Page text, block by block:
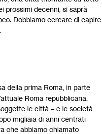
prossimi decenni, si saprà
Dobbiamo cercare di capire
della prima Roma, in parte
Roma repubblicana.
le città – e le società
migliaia di anni centrati
che abbiamo chiamato